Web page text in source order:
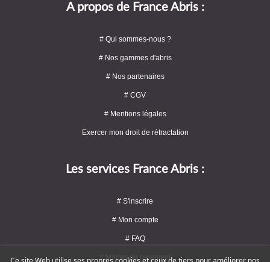
A propos de France Abris :
# Qui sommes-nous ?
# Nos gammes d'abris
# Nos partenaires
# CGV
# Mentions légales
Exercer mon droit de rétractation
Les services France Abris :
# S'inscrire
# Mon compte
# FAQ
# Modes de paiement